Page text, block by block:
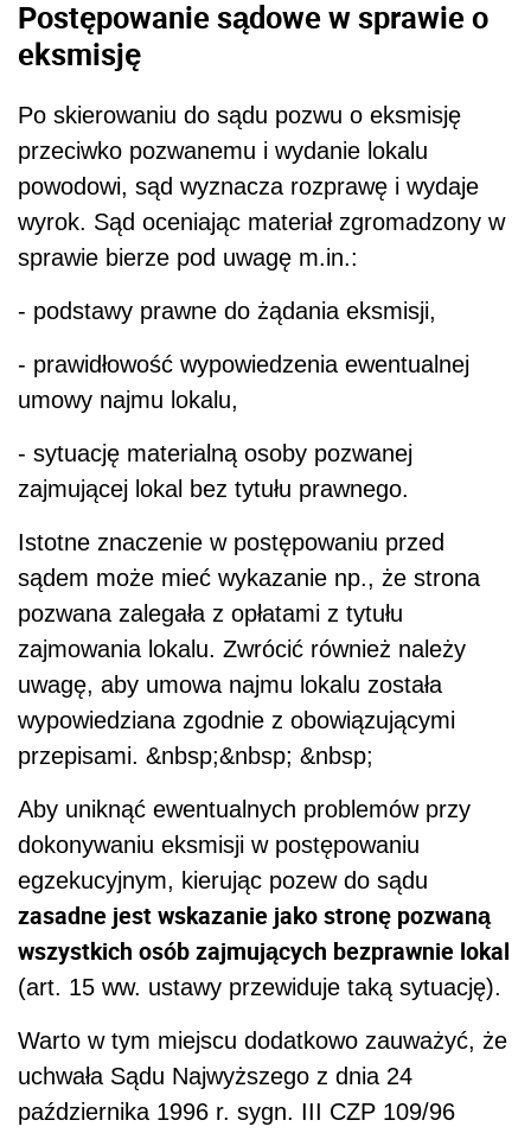
Postępowanie sądowe w sprawie o
eksmisję
Po skierowaniu do sądu pozwu o eksmisję
przeciwko pozwanemu i wydanie lokalu
powodowi, sąd wyznacza rozprawę i wydaje
wyrok. Sąd oceniając materiał zgromadzony w
sprawie bierze pod uwagę m.in.:
- podstawy prawne do żądania eksmisji,
- prawidłowość wypowiedzenia ewentualnej
umowy najmu lokalu,
- sytuację materialną osoby pozwanej
zajmującej lokal bez tytułu prawnego.
Istotne znaczenie w postępowaniu przed
sądem może mieć wykazanie np., że strona
pozwana zalegała z opłatami z tytułu
zajmowania lokalu. Zwrócić również należy
uwagę, aby umowa najmu lokalu została
wypowiedziana zgodnie z obowiązującymi
przepisami. &nbsp;&nbsp; &nbsp;
Aby uniknąć ewentualnych problemów przy
dokonywaniu eksmisji w postępowaniu
egzekucyjnym, kierując pozew do sądu
zasadne jest wskazanie jako stronę pozwaną
wszystkich osób zajmujących bezprawnie lokal
(art. 15 ww. ustawy przewiduje taką sytuację).
Warto w tym miejscu dodatkowo zauważyć, że
uchwała Sądu Najwyższego z dnia 24
października 1996 r. sygn. III CZP 109/96